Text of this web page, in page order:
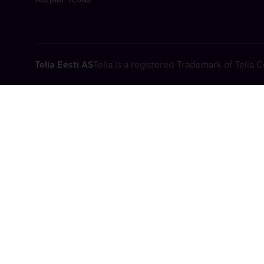
Telia Eesti ASTelia is a registered Trademark of Telia